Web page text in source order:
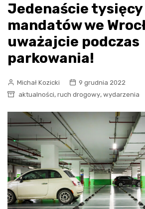
Jedenaście tysięcy
mandatów we
uważajcie podczas
parkowania!
Michał Kozicki
9 grudnia 2022
aktualności, ruch drogowy, wydarzenia